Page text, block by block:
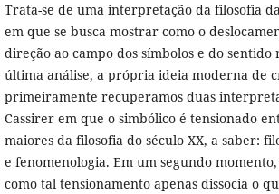
Trata-se de uma interpretação da filosofia
em que se busca mostrar como o
direção ao campo dos símbolos e do
última análise, a própria ideia moderna de
primeiramente recuperamos duas
Cassirer em que o simbólico é tensionado
maiores da filosofia do século XX, a saber:
e fenomenologia. Em um segundo
como tal tensionamento apenas dissocia o